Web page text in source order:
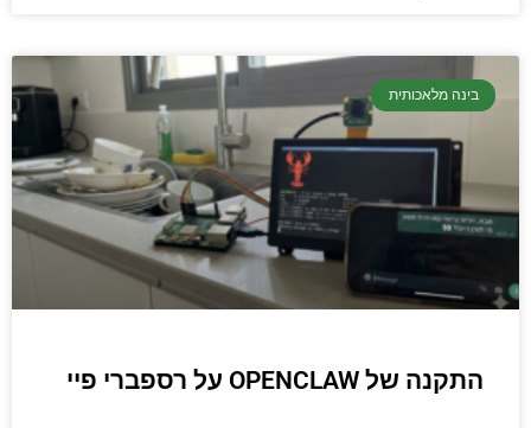
בינה מלאכותית
התקנה של OPENCLAW על רספברי פיי